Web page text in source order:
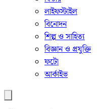
লাইফস্টাইল
বিনোদন
শিল্প ও সাহিত্য
বিজ্ঞান ও প্রযুক্তি
ফটো
আর্কাইভ